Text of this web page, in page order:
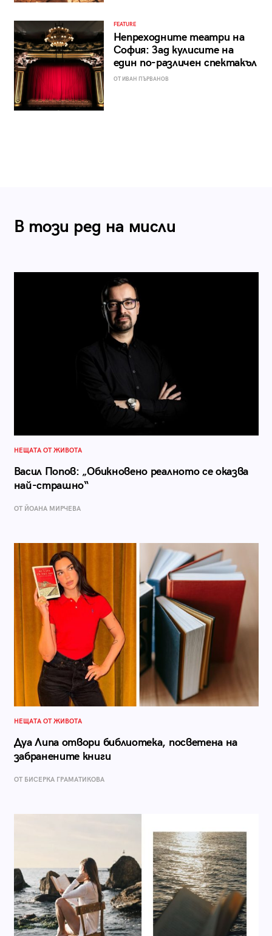
FEATURE
Непреходните театри на
София: Зад кулисите на
един по-различен спектакъл
ОТ ИВАН ПЪРВАНОВ
В този ред на мисли
НЕЩАТА ОТ ЖИВОТА
Васил Попов: „Обикновено реалното се оказва
най-страшно“
ОТ ЙОАНА МИРЧЕВА
НЕЩАТА ОТ ЖИВОТА
Дуа Липа отвори библиотека, посветена на
забранените книги
ОТ БИСЕРКА ГРАМАТИКОВА